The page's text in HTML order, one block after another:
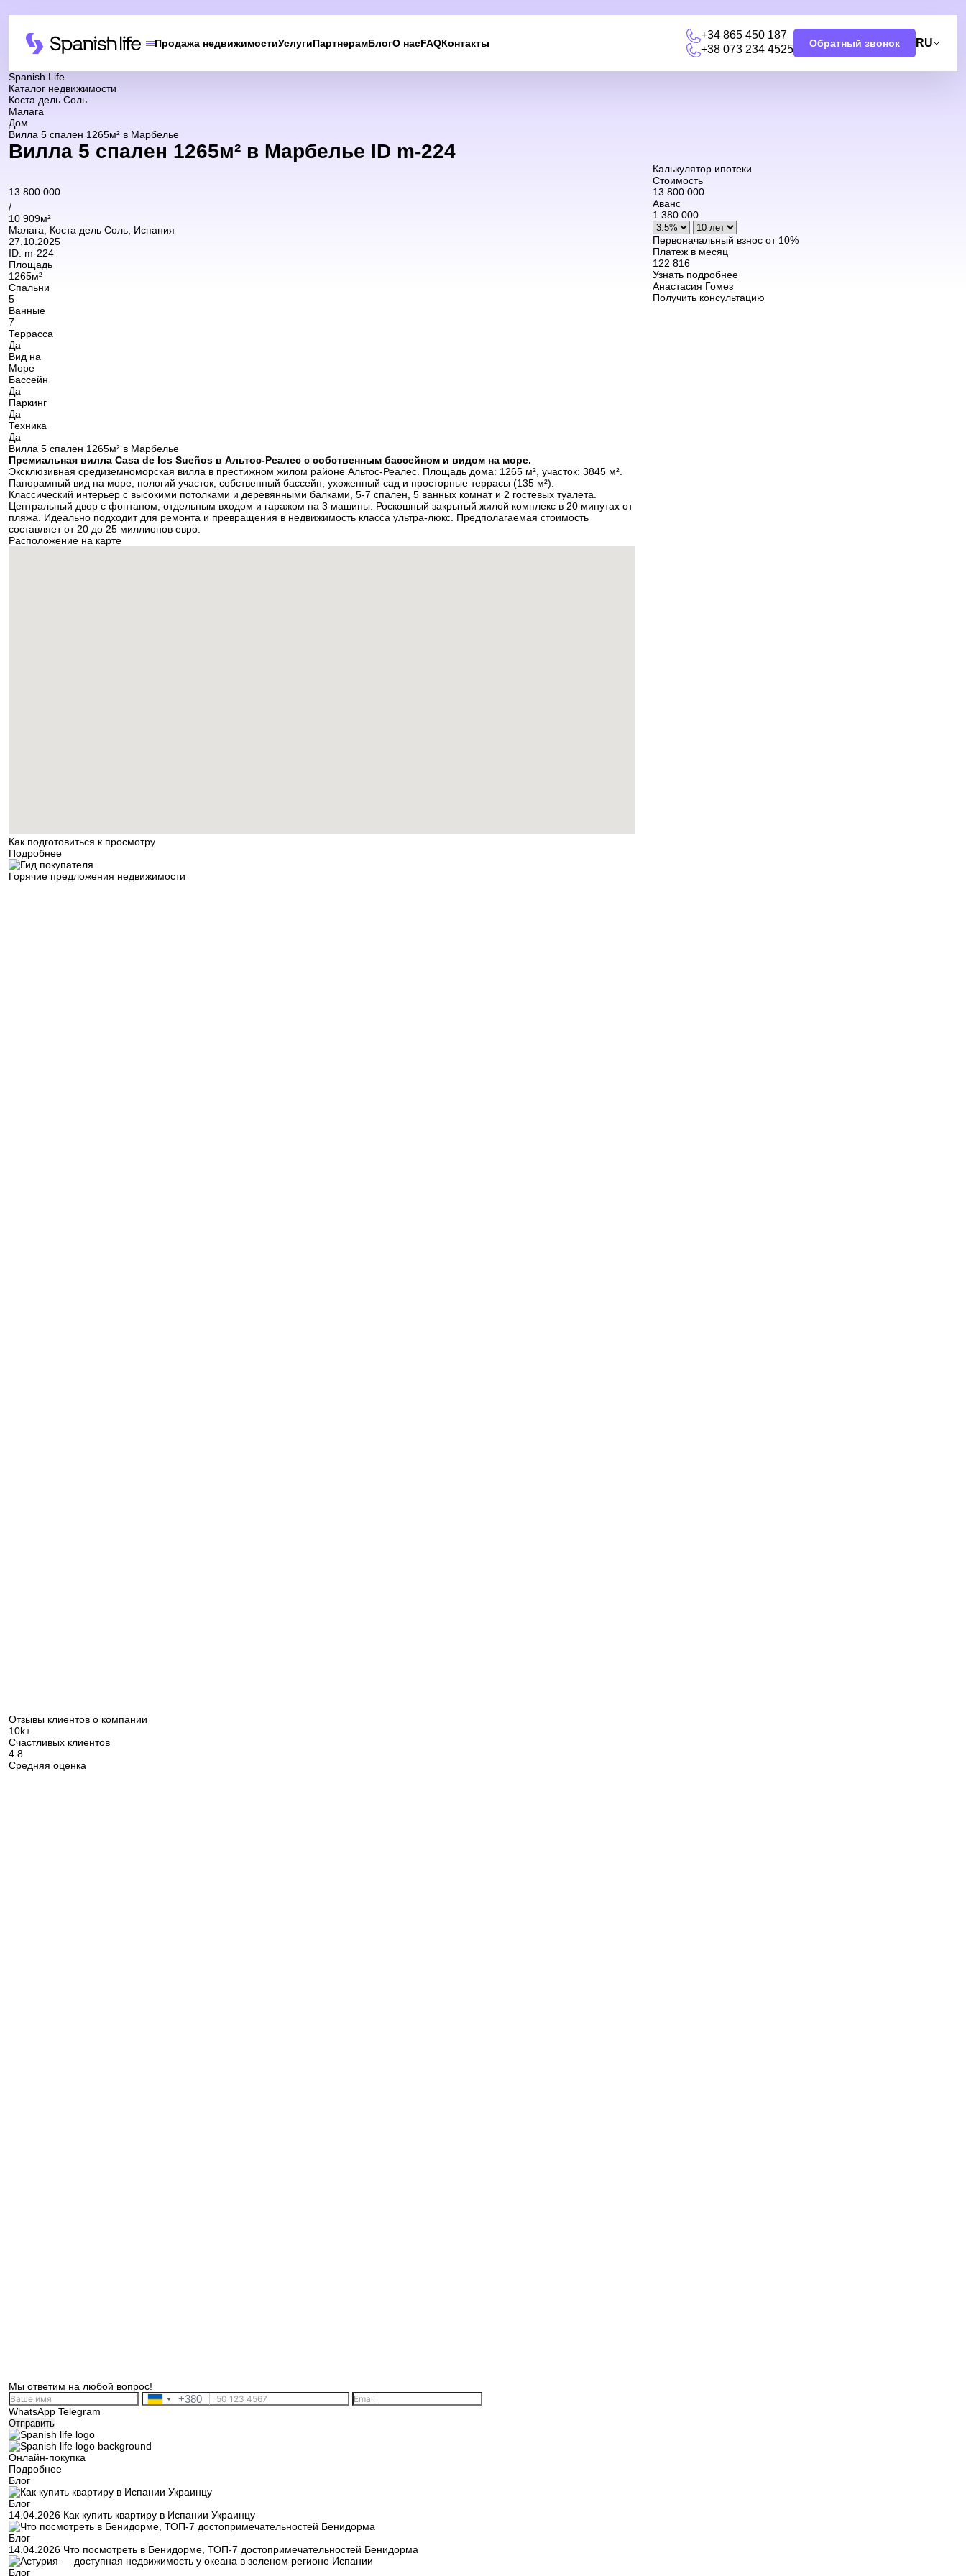
Продажа недвижимостиУслугиПартнерамБлогО насFAQКонтакты
+34 865 450 187
+38 073 234 4525
Обратный звонок RU
Spanish Life
Каталог недвижимости
Коста дель Соль
Малага
Дом
Вилла 5 спален 1265м² в Марбелье
Вилла 5 спален 1265м² в Марбелье ID m-224
13 800 000
/
10 909м²
Малага, Коста дель Соль, Испания
27.10.2025
ID: m-224
Площадь
1265м²
Спальни
5
Ванные
7
Террасса
Да
Вид на
Море
Бассейн
Да
Паркинг
Да
Техника
Да
Вилла 5 спален 1265м² в Марбелье
Премиальная вилла Casa de los Sueños в Альтос-Реалес с собственным бассейном и видом на море.
Эксклюзивная средиземноморская вилла в престижном жилом районе Альтос-Реалес. Площадь дома: 1265 м², участок: 3845 м².
Панорамный вид на море, пологий участок, собственный бассейн, ухоженный сад и просторные террасы (135 м²).
Классический интерьер с высокими потолками и деревянными балками, 5-7 спален, 5 ванных комнат и 2 гостевых туалета.
Центральный двор с фонтаном, отдельным входом и гаражом на 3 машины. Роскошный закрытый жилой комплекс в 20 минутах от
пляжа. Идеально подходит для ремонта и превращения в недвижимость класса ультра-люкс. Предполагаемая стоимость
составляет от 20 до 25 миллионов евро.
Расположение на карте
Как подготовиться к просмотру
Подробнее
Калькулятор ипотеки
Стоимость
13 800 000
Аванс
1 380 000
Первоначальный взнос от 10%
Платеж в месяц
122 816
Узнать подробнее
Анастасия Гомез
Получить консультацию
Горячие предложения недвижимости
Отзывы клиентов о компании
10k+
Счастливых клиентов
4.8
Средняя оценка
Мы ответим на любой вопрос!
Ukraine
+380
WhatsApp Telegram
Отправить
Онлайн-покупка
Подробнее
Блог
Блог
14.04.2026 Как купить квартиру в Испании Украинцу
Блог
14.04.2026 Что посмотреть в Бенидорме, ТОП-7 достопримечательностей Бенидорма
Блог